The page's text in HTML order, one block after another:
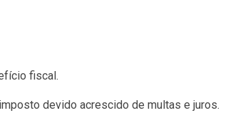
fiscal.
devido acrescido de multas e juros.